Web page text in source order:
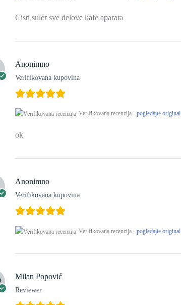
Cisti suler sve delove kafe aparata
Anonimno
Verifikovana kupovina
Verifikovana recenzija - pogledajte original
ok
Anonimno
Verifikovana kupovina
Verifikovana recenzija - pogledajte original
Milan Popović
Reviewer